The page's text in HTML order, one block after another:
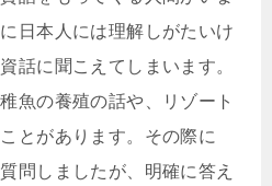
日本人には理解しがたいけ
話に聞こえてしまいます。
魚の養殖の話や、リゾート
とがあります。その際に
問しましたが、明確に答え